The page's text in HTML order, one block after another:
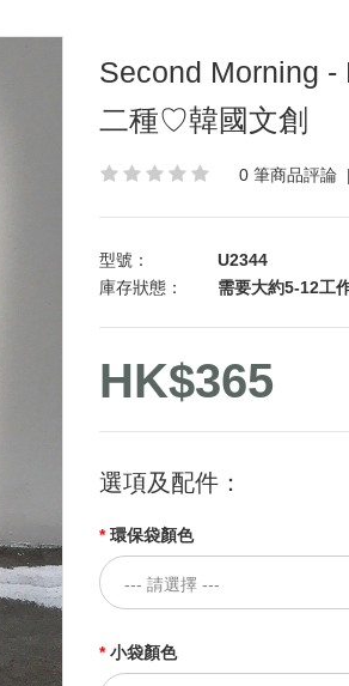
Second Morning
二種♡韓國文創
0 筆商品評論
型號：
U2344
庫存狀態：
需要大約5-12工
HK$365
選項及配件：
環保袋顏色
小袋顏色